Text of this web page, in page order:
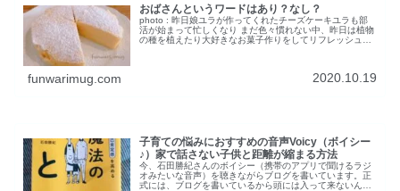
おばさんというワードはあり？なし？
photo : 昨日娘ユラが作ってくれたチーズケーキユラも部
活が始まって忙しくなり まだ色々慣れない中、昨日は植物
の種を植えたり大好きなお菓子作りをしてリフレッシュで
funwarimug.com 2020.10.19
子育ての悩みにおすすめの音声Voicy（ボイシー
♪）家で話さない子供と距離が縮まる方法
今、石田勝紀さんのボイシー（携帯のアプリで聞けるラジ
オみたいな音声）を聴きながらブログを書いています。正
式には、ブログを書いているから頭には入って来ないんで